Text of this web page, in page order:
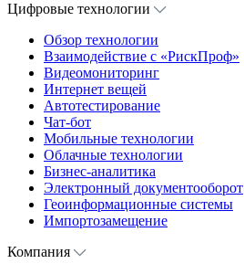
Цифровые технологии
Обзор технологии
Взаимодействие с «РискПроф»
Видеомониторинг
Интернет вещей
Автотестирование
Чат-бот
Мобильные технологии
Облачные технологии
Бизнес-аналитика
Электронный документооборот
Геоинформационные системы
Импортозамещение
Компания